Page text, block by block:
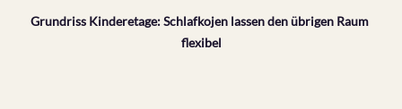
Grundriss Kinderetage: Schlafkojen lassen den übrigen Raum
flexibel